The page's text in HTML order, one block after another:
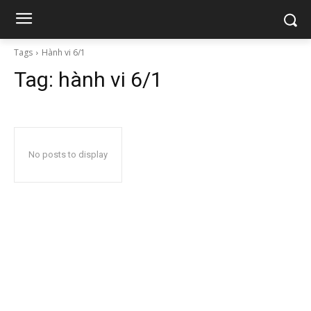
Tags Hành vi 6/1
Tag: hành vi 6/1
No posts to display